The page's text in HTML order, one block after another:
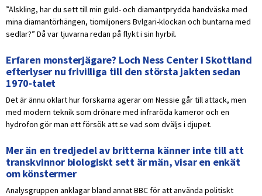
”Älskling, har du sett till min guld- och diamantprydda handväska med
mina diamantörhängen, tiomiljoners Bvlgari-klockan och buntarna med
sedlar?” Då var tjuvarna redan på flykt i sin hyrbil.
Erfaren monsterjägare? Loch Ness Center i Skottland
efterlyser nu frivilliga till den största jakten sedan
1970-talet
Det är ännu oklart hur forskarna agerar om Nessie går till attack, men
med modern teknik som drönare med infraröda kameror och en
hydrofon gör man ett försök att se vad som dväljs i djupet.
Mer än en tredjedel av britterna känner inte till att
transkvinnor biologiskt sett är män, visar en enkät
om könstermer
Analysgruppen anklagar bland annat BBC för att använda politiskt